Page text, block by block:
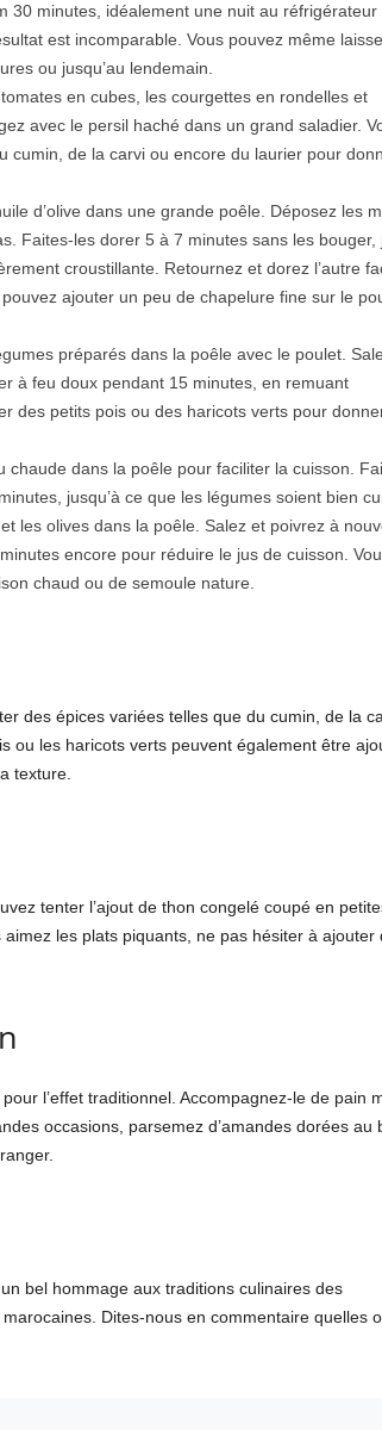
30 minutes, idéalement une nuit au
est incomparable. Vous pouvez même
ou jusqu’au lendemain.
en cubes, les courgettes en rondelles et
avec le persil haché dans un grand saladier.
cumin, de la carvi ou encore du laurier pour
d’olive dans une grande poêle. Déposez les
Faites-les dorer 5 à 7 minutes sans les bouger,
croustillante. Retournez et dorez l’autre
ajouter un peu de chapelure fine sur le
préparés dans la poêle avec le poulet.
à feu doux pendant 15 minutes, en remuant
des petits pois ou des haricots verts pour
chaude dans la poêle pour faciliter la cuisson.
jusqu’à ce que les légumes soient bien
les olives dans la poêle. Salez et poivrez à
encore pour réduire le jus de cuisson.
chaud ou de semoule nature.
des épices variées telles que du cumin, de la
ou les haricots verts peuvent également être
texture.
tenter l’ajout de thon congelé coupé en
les plats piquants, ne pas hésiter à ajouter
l’effet traditionnel. Accompagnez-le de pain
occasions, parsemez d’amandes dorées au
bel hommage aux traditions culinaires des
Dites-nous en commentaire quelles